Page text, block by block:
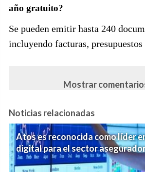
año gratuito?
Se pueden emitir hasta 240
incluyendo facturas,
Mostrar
Noticias relacionadas
Atos es reconocida como líder
digital para el sector